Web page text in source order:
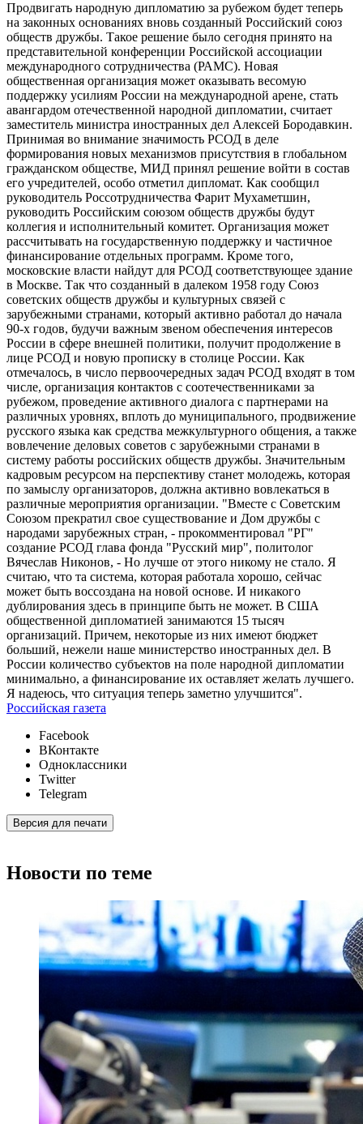
Продвигать народную дипломатию за рубежом будет теперь
на законных основаниях вновь созданный Российский союз
обществ дружбы. Такое решение было сегодня принято на
представительной конференции Российской ассоциации
международного сотрудничества (РАМС). Новая
общественная организация может оказывать весомую
поддержку усилиям России на международной арене, стать
авангардом отечественной народной дипломатии, считает
заместитель министра иностранных дел Алексей Бородавкин.
Принимая во внимание значимость РСОД в деле
формирования новых механизмов присутствия в глобальном
гражданском обществе, МИД принял решение войти в состав
его учредителей, особо отметил дипломат. Как сообщил
руководитель Россотрудничества Фарит Мухаметшин,
руководить Российским союзом обществ дружбы будут
коллегия и исполнительный комитет. Организация может
рассчитывать на государственную поддержку и частичное
финансирование отдельных программ. Кроме того,
московские власти найдут для РСОД соответствующее здание
в Москве. Так что созданный в далеком 1958 году Союз
советских обществ дружбы и культурных связей с
зарубежными странами, который активно работал до начала
90-х годов, будучи важным звеном обеспечения интересов
России в сфере внешней политики, получит продолжение в
лице РСОД и новую прописку в столице России. Как
отмечалось, в число первоочередных задач РСОД входят в том
числе, организация контактов с соотечественниками за
рубежом, проведение активного диалога с партнерами на
различных уровнях, вплоть до муниципального, продвижение
русского языка как средства межкультурного общения, а также
вовлечение деловых советов с зарубежными странами в
систему работы российских обществ дружбы. Значительным
кадровым ресурсом на перспективу станет молодежь, которая
по замыслу организаторов, должна активно вовлекаться в
различные мероприятия организации. "Вместе с Советским
Союзом прекратил свое существование и Дом дружбы с
народами зарубежных стран, - прокомментировал "РГ"
создание РСОД глава фонда "Русский мир", политолог
Вячеслав Никонов, - Но лучше от этого никому не стало. Я
считаю, что та система, которая работала хорошо, сейчас
может быть воссоздана на новой основе. И никакого
дублирования здесь в принципе быть не может. В США
общественной дипломатией занимаются 15 тысяч
организаций. Причем, некоторые из них имеют бюджет
больший, нежели наше министерство иностранных дел. В
России количество субъектов на поле народной дипломатии
минимально, а финансирование их оставляет желать лучшего.
Я надеюсь, что ситуация теперь заметно улучшится".
Российская газета
Facebook
ВКонтакте
Одноклассники
Twitter
Telegram
Версия для печати
Новости по теме